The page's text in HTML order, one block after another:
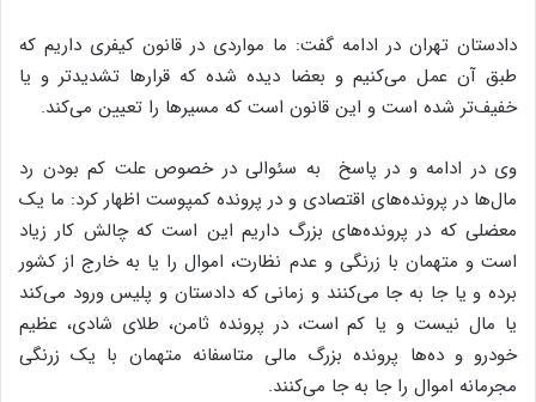
دادستان تهران در ادامه گفت: ما مواردی در قانون کیفری داریم که
طبق آن عمل می‌کنیم و بعضا دیده شده که قرارها تشدیدتر و یا
خفیف‌تر شده است و این قانون است که مسیرها را تعیین می‌کند.
وی در ادامه و در پاسخ به سئوالی در خصوص علت کم بودن رد
مال‌ها در پرونده‌های اقتصادی و در پرونده کمپوست اظهار کرد: ما یک
معضلی که در پرونده‌های بزرگ داریم این است که چالش کار زیاد
است و متهمان با زرنگی و عدم نظارت، اموال را یا به خارج از کشور
برده و یا جا به جا می‌کنند و زمانی که دادستان و پلیس ورود می‌کند
یا مال نیست و یا کم است، در پرونده ثامن، طلای شادی، عظیم
خودرو و ده‌ها پرونده بزرگ مالی متاسفانه متهمان با یک زرنگی
مجرمانه اموال را جا به جا می‌کنند.